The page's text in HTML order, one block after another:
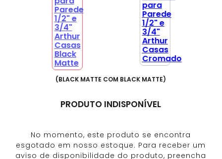
(BLACK MATTE COM BLACK MATTE)
PRODUTO INDISPONÍVEL